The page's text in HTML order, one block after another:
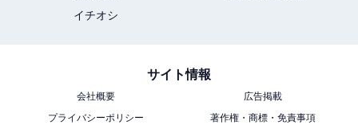
イチオシ
サイト情報
会社概要
広告掲載
プライバシーポリシー
著作権・商標・免責事項